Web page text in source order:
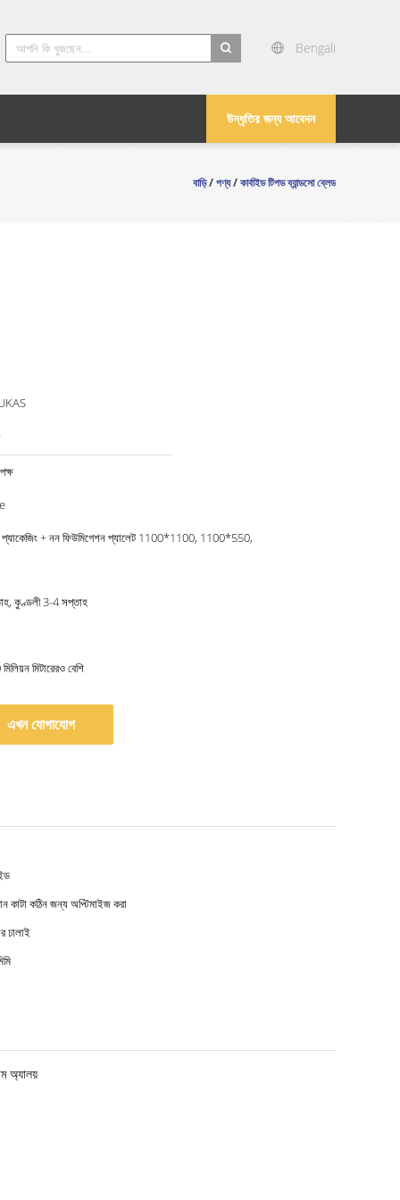
Bengali
উদ্ধৃতির জন্য আবেদন
বাড়ি/পণ্য/কার্বাইড টিপড ব্যান্ডসো ব্লেড
প্যাকেজিং + নন ফিউমিগেশন প্যালেট 1100*1100, 1100*550,
কুণ্ডলী 3-4 সপ্তাহ
মিটারেরও বেশি
এখন যোগাযোগ
কাটা কঠিন জন্য অপ্টিমাইজ করা
ঢালাই
অ্যালয়